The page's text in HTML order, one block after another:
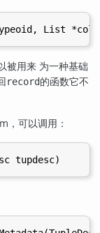
被用来 为一种基础
record的函数它不
，可以调用：